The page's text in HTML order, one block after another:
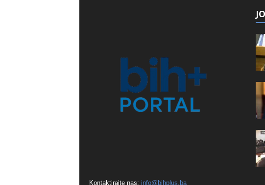
Kontaktirajte nas: info@bihplus.ba